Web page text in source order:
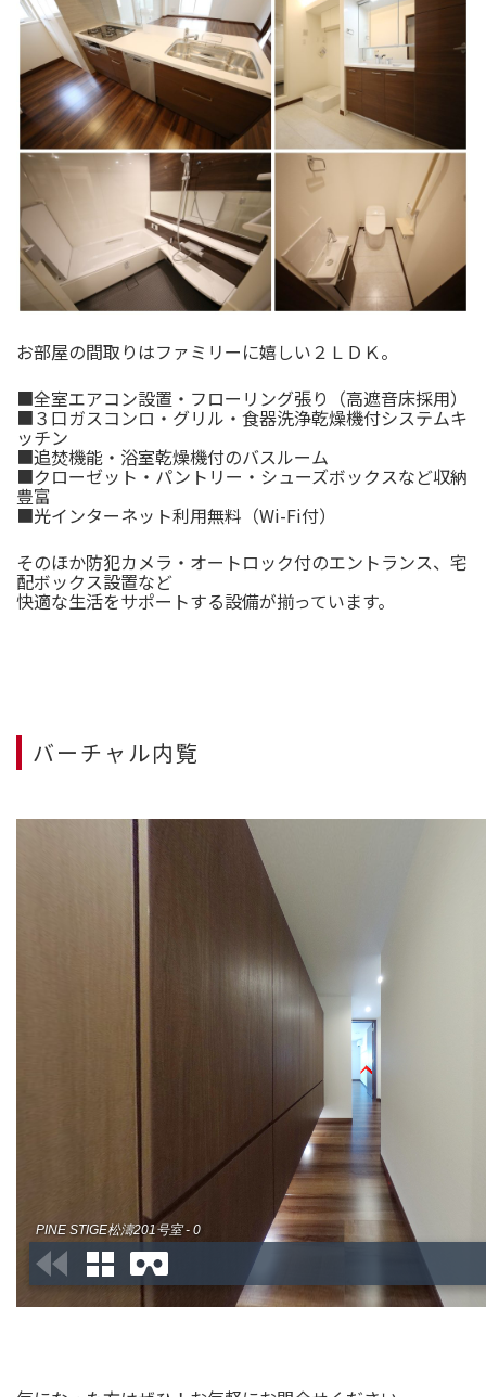
お部屋の間取りはファミリーに嬉しい２ＬＤＫ。
■全室エアコン設置・フローリング張り（高遮音床採用）
■３口ガスコンロ・グリル・食器洗浄乾燥機付システムキ
ッチン
■追焚機能・浴室乾燥機付のバスルーム
■クローゼット・パントリー・シューズボックスなど収納
豊富
■光インターネット利用無料（Wi-Fi付）
そのほか防犯カメラ・オートロック付のエントランス、宅
配ボックス設置など
快適な生活をサポートする設備が揃っています。
バーチャル内覧